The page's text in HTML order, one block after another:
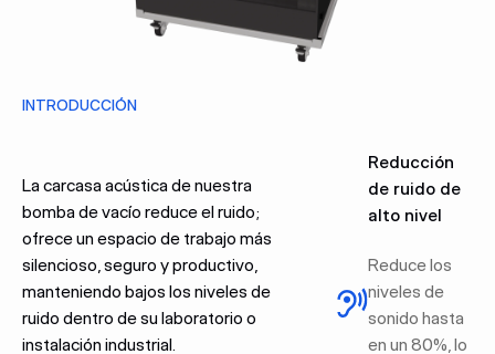
INTRODUCCIÓN
La carcasa acústica de nuestra
bomba de vacío reduce el ruido;
ofrece un espacio de trabajo más
silencioso, seguro y productivo,
manteniendo bajos los niveles de
ruido dentro de su laboratorio o
instalación industrial.
Reducción
de ruido de
alto nivel
Reduce los
niveles de
sonido hasta
en un 80%, lo